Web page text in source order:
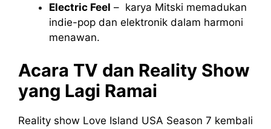
Electric Feel – karya Mitski memadukan
indie-pop dan elektronik dalam harmoni
menawan.
Acara TV dan Reality Show
yang Lagi Ramai
Reality show Love Island USA Season 7 kembali